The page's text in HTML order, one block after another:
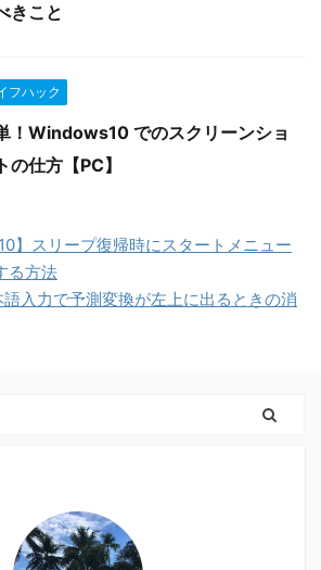
きこと
フハック
！Windows10 でのスクリーンショ
の仕方【PC】
】スリープ復帰時にスタートメニュー
る方法
語入力で予測変換が左上に出るときの消